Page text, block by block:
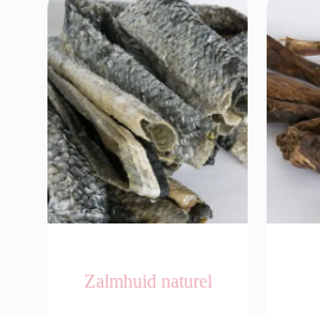
Zalmhuid naturel